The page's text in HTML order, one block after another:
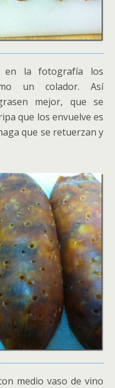
en la fotografía los
un colador. Así
mejor, que se
que los envuelve es
que se retuerzan y
medio vaso de vino